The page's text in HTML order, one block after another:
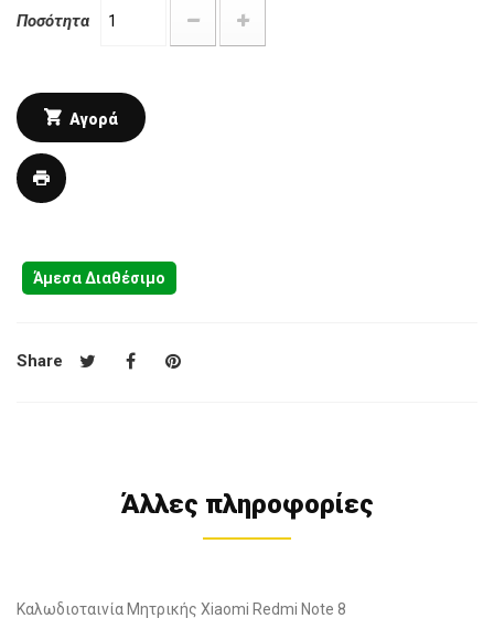
Ποσότητα
Αγορά
Άμεσα Διαθέσιμο
Share
Άλλες πληροφορίες
Καλωδιοταινία Μητρικής Xiaomi Redmi Note 8